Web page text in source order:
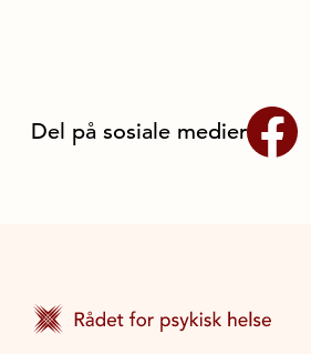
Del på sosiale medier